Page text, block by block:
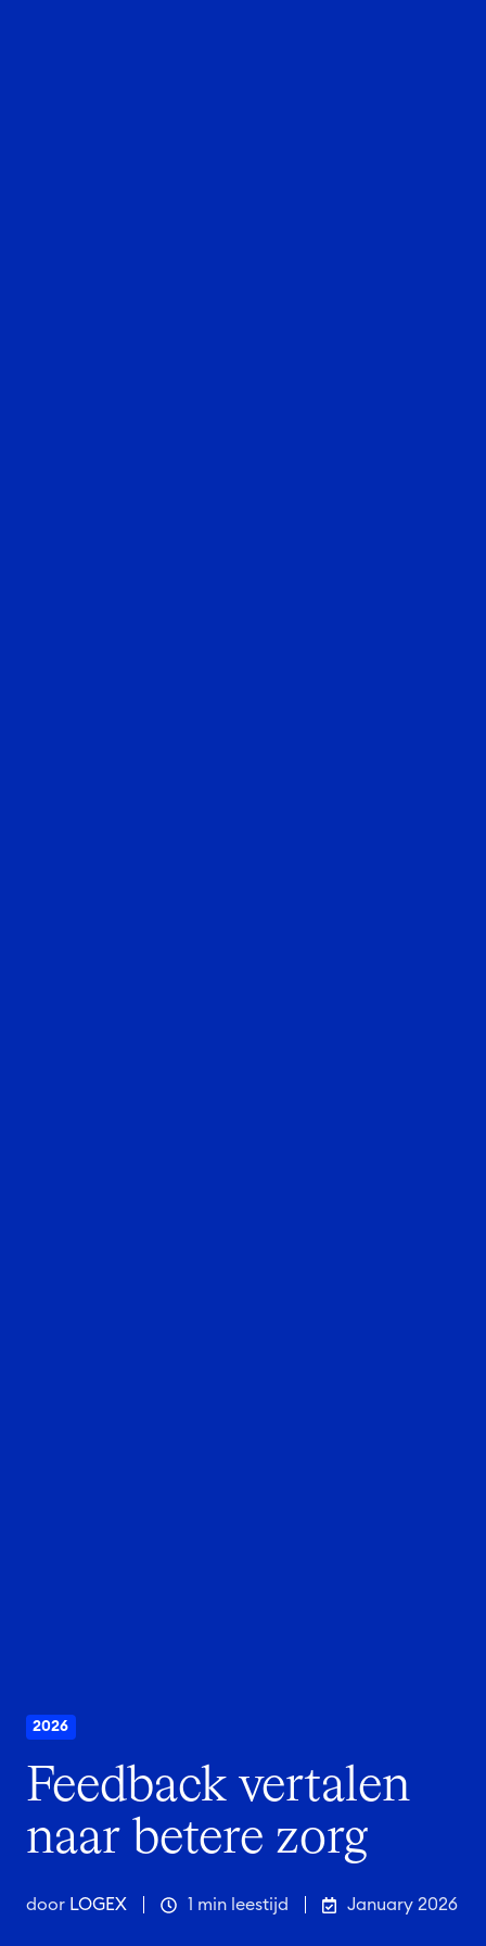
2026
Feedback vertalen
naar betere zorg
door LOGEX 1 min leestijd January 2026